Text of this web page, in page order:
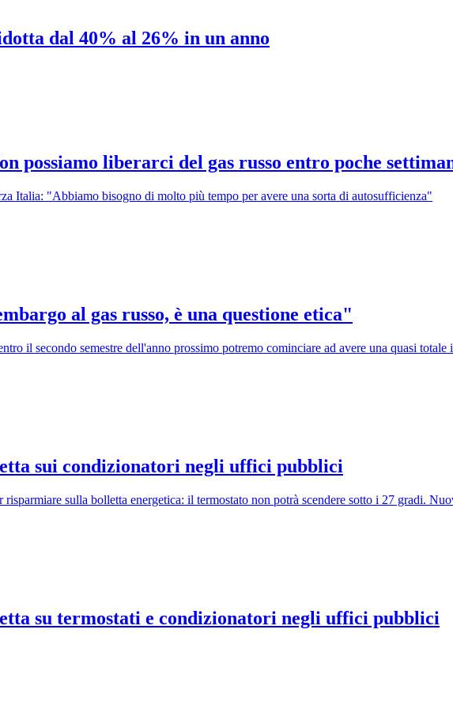
dal 40% al 26% in un anno
possiamo liberarci del gas russo entro poche
Italia: "Abbiamo bisogno di molto più tempo per avere una sorta di autosufficienza"
al gas russo, è una questione etica"
il secondo semestre dell'anno prossimo potremo cominciare ad avere una quasi totale
sui condizionatori negli uffici pubblici
sulla bolletta energetica: il termostato non potrà scendere sotto i 27 gradi.
su termostati e condizionatori negli uffici pubblici